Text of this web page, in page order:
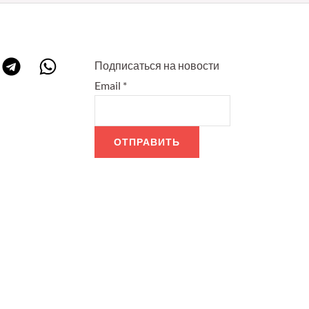
Подписаться на новости
Email *
ОТПРАВИТЬ